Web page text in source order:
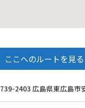
ここへのルートを見る
739-2403 広島県東広島市